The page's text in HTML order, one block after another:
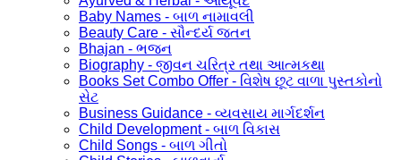
Baby Names - બાળ નામાવલી
Beauty Care - સૌન્દર્ય જતન
Bhajan - ભજન
Biography - જીવન ચરિત્ર તથા આત્મકથા
Books Set Combo Offer - વિશેષ છૂટ વાળા પુસ્તકોનો
સેટ
Business Guidance - વ્યવસાય માર્ગદર્શન
Child Development - બાળ વિકાસ
Child Songs - બાળ ગીતો